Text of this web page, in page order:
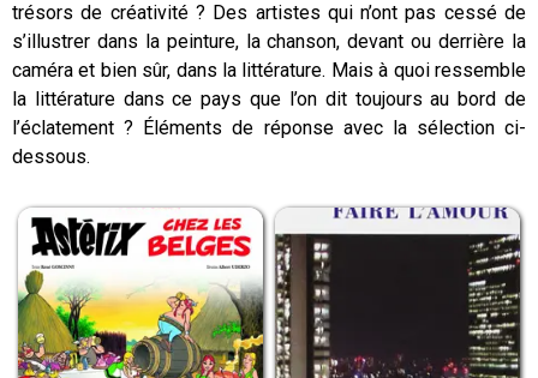
trésors de créativité ? Des artistes qui n’ont pas cessé de
s’illustrer dans la peinture, la chanson, devant ou derrière la
caméra et bien sûr, dans la littérature. Mais à quoi ressemble
la littérature dans ce pays que l’on dit toujours au bord de
l’éclatement ? Éléments de réponse avec la sélection ci-
dessous.